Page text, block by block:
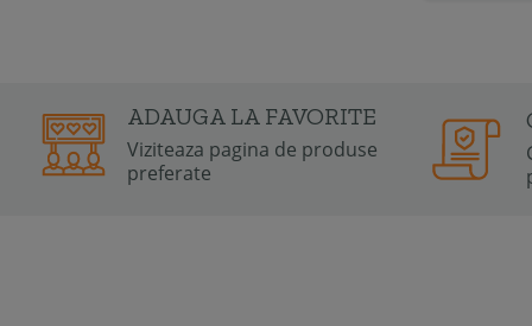
ADAUGA LA FAVORITE
Viziteaza pagina de produse
preferate